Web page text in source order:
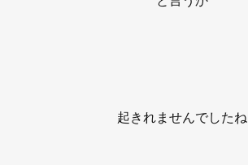
起きれませんでしたね